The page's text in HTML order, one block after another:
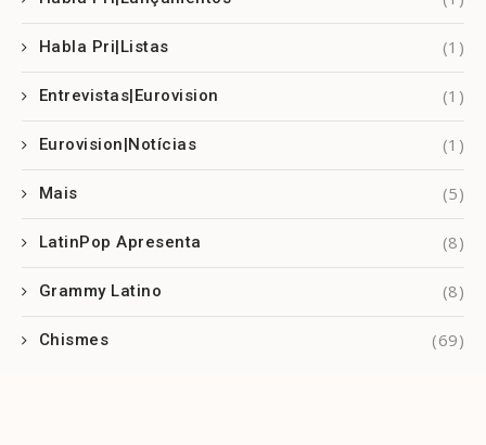
Habla Pri|Listas (1)
Entrevistas|Eurovision (1)
Eurovision|Notícias (1)
Mais (5)
LatinPop Apresenta (8)
Grammy Latino (8)
Chismes (69)